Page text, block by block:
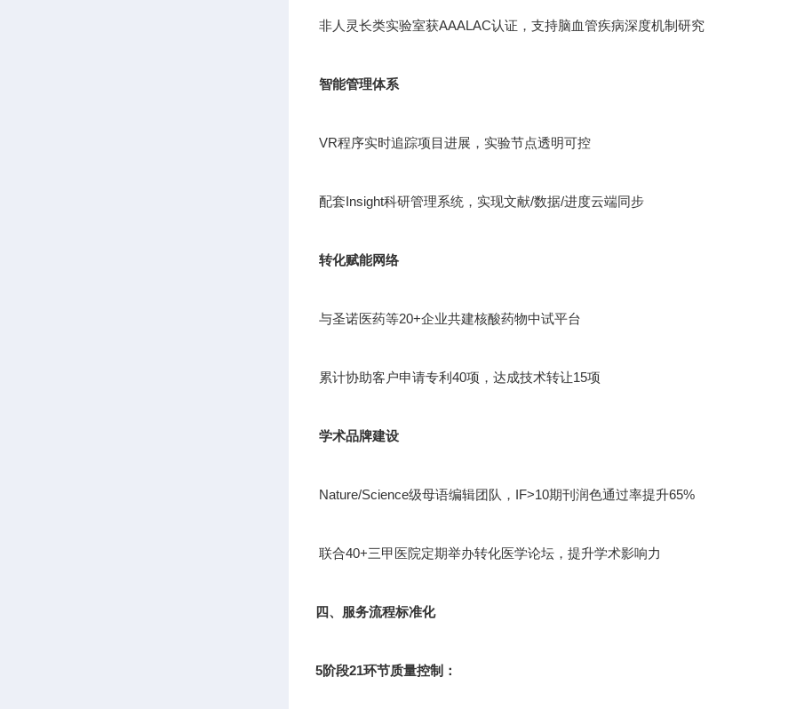
非人灵长类实验室获AAALAC认证，支持脑血管疾病深度机制研究
智能管理体系
VR程序实时追踪项目进展，实验节点透明可控
配套Insight科研管理系统，实现文献/数据/进度云端同步
转化赋能网络
与圣诺医药等20+企业共建核酸药物中试平台
累计协助客户申请专利40项，达成技术转让15项
学术品牌建设
Nature/Science级母语编辑团队，IF>10期刊润色通过率提升65%
联合40+三甲医院定期举办转化医学论坛，提升学术影响力
四、服务流程标准化
5阶段21环节质量控制：